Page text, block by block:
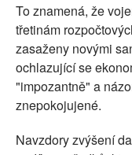
To znamená, že
třetinám
zasaženy novými
ochlazující se
"impozantně" a
znepokojujené.
Navzdory zvýšení